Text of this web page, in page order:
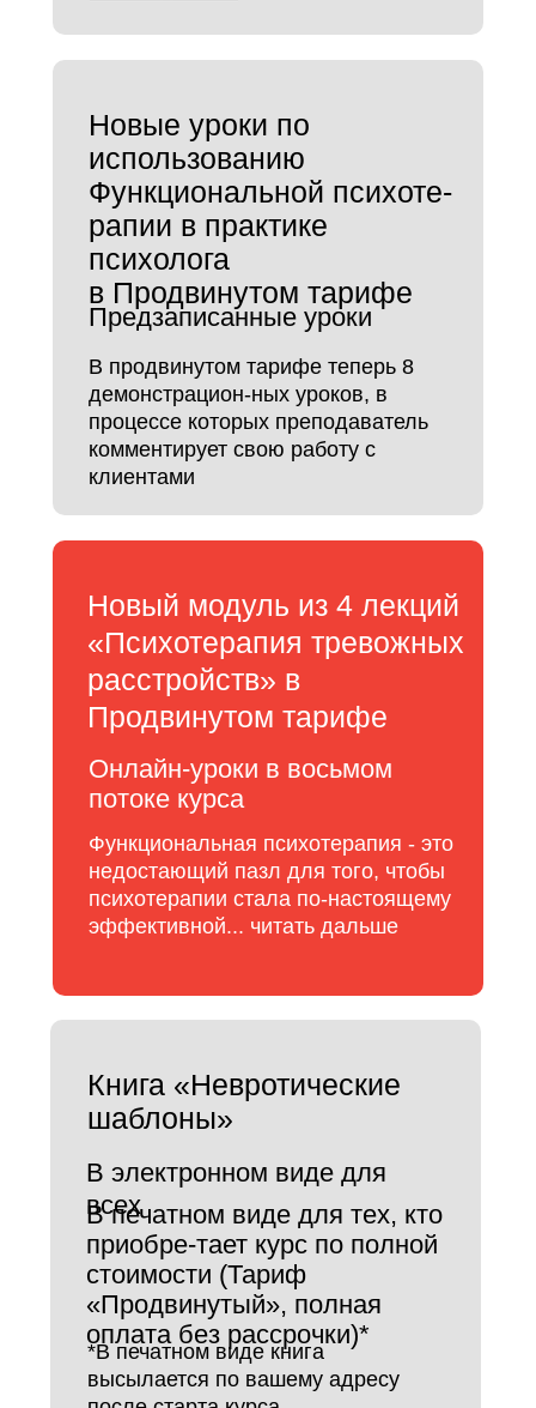
Книга «Невротические
шаблоны»
В электронном виде для
всех
В печатном виде для тех, кто
приобре-тает курс по полной
стоимости (Тариф
«Продвинутый», полная
оплата без рассрочки)*
*В печатном виде книга
высылается по вашему адресу
Онлайн-уроки в восьмом
потоке курса
Предзаписанные уроки
В продвинутом тарифе теперь 8
демонстрацион-ных уроков, в
процессе которых преподаватель
комментирует свою работу с
клиентами
Новые уроки по
использованию
Функциональной психоте-
рапии в практике
психолога
в Продвинутом тарифе
Новый модуль из 4 лекций
«Психотерапия тревожных
расстройств» в
Продвинутом тарифе
Функциональная психотерапия - это
недостающий пазл для того, чтобы
психотерапии стала по-настоящему
эффективной... читать дальше